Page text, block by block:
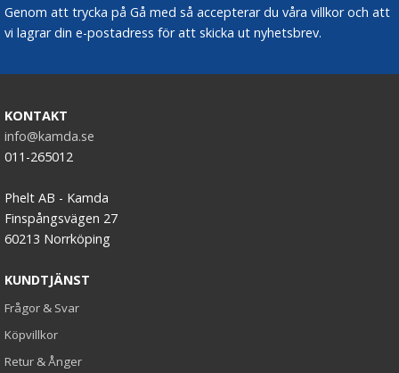
Genom att trycka på Gå med så accepterar du våra villkor och att
vi lagrar din e-postadress för att skicka ut nyhetsbrev.
KONTAKT
info@kamda.se
011-265012
Phelt AB - Kamda
Finspångsvägen 27
60213 Norrköping
KUNDTJÄNST
Frågor & Svar
Köpvillkor
Retur & Ånger